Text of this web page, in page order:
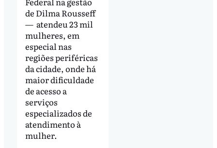
de Dilma Rousseff
— atendeu 23 mil
mulheres, em
especial nas
regiões periféricas
da cidade, onde há
maior dificuldade
de acesso a
serviços
especializados de
atendimento à
mulher.